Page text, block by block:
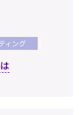
ィング